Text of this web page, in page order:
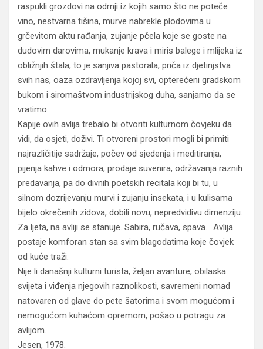
raspukli grozdovi na odrnji iz kojih samo što ne poteče
vino, nestvarna tišina, murve nabrekle plodovima u
grčevitom aktu rađanja, zujanje pčela koje se goste na
dudovim darovima, mukanje krava i miris balege i mlijeka iz
obližnjih štala, to je sanjiva pastorala, priča iz djetinjstva
svih nas, oaza ozdravljenja kojoj svi, opterećeni gradskom
bukom i siromaštvom industrijskog duha, sanjamo da se
vratimo.
Kapije ovih avlija trebalo bi otvoriti kulturnom čovjeku da
vidi, da osjeti, doživi. Ti otvoreni prostori mogli bi primiti
najrazličitije sadržaje, počev od sjedenja i meditiranja,
pijenja kahve i odmora, prodaje suvenira, održavanja raznih
predavanja, pa do divnih poetskih recitala koji bi tu, u
silnom dozrijevanju murvi i zujanju insekata, i u kulisama
bijelo okrečenih zidova, dobili novu, nepredvidivu dimenziju.
Za ljeta, na avliji se stanuje. Sabira, ručava, spava… Avlija
postaje komforan stan sa svim blagodatima koje čovjek
od kuće traži.
Nije li današnji kulturni turista, željan avanture, obilaska
svijeta i viđenja njegovih raznolikosti, savremeni nomad
natovaren od glave do pete šatorima i svom mogućom i
nemogućom kuhaćom opremom, pošao u potragu za
avlijom.
Jesen, 1978.